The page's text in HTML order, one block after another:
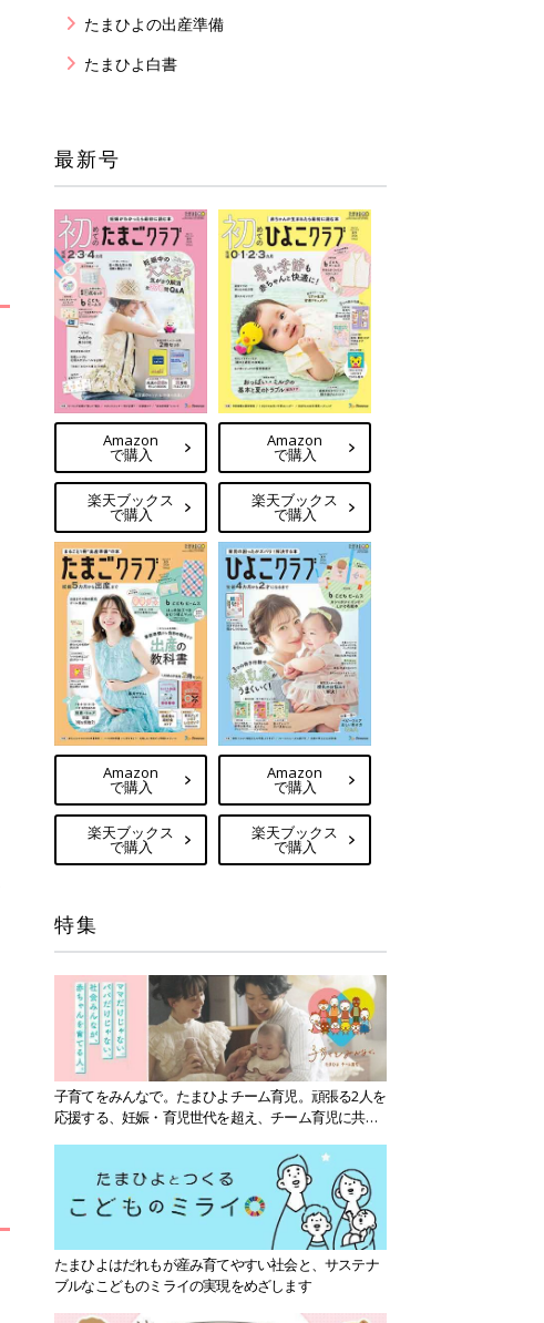
たまひよの出産準備
たまひよ白書
最新号
Amazon
で購入
楽天ブックス
で購入
Amazon
で購入
楽天ブックス
で購入
Amazon
で購入
楽天ブックス
で購入
Amazon
で購入
楽天ブックス
で購入
特集
子育てをみんなで。たまひよチーム育児。頑張る2人を
応援する、妊娠・育児世代を超え、チーム育児に共感
たまひよはだれもが産み育てやすい社会と、サステナ
ブルなこどものミライの実現をめざします